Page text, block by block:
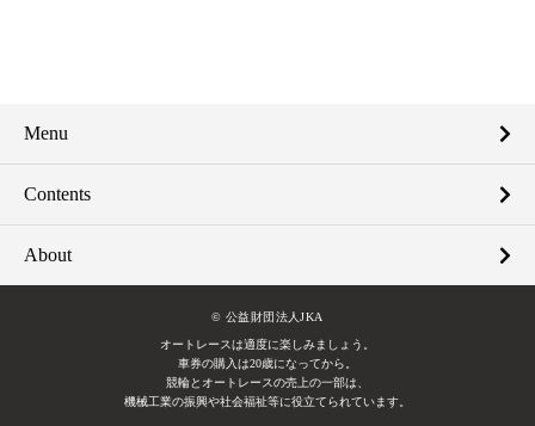
Menu
Contents
About
© 公益財団法人JKA
オートレースは適度に楽しみましょう。
車券の購入は20歳になってから。
競輪とオートレースの売上の一部は、
機械工業の振興や社会福祉等に役立てられています。